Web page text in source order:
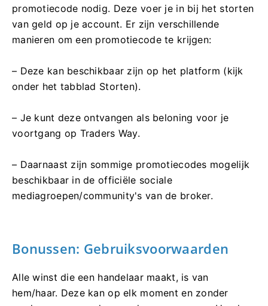
promotiecode nodig. Deze voer je in bij het storten
van geld op je account. Er zijn verschillende
manieren om een ​​promotiecode te krijgen:
– Deze kan beschikbaar zijn op het platform (kijk
onder het tabblad Storten).
– Je kunt deze ontvangen als beloning voor je
voortgang op Traders Way.
– Daarnaast zijn sommige promotiecodes mogelijk
beschikbaar in de officiële sociale
mediagroepen/community's van de broker.
Bonussen: Gebruiksvoorwaarden
Alle winst die een handelaar maakt, is van
hem/haar. Deze kan op elk moment en zonder